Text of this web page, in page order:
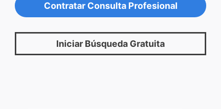
Contratar Consulta Profesional
Iniciar Búsqueda Gratuita